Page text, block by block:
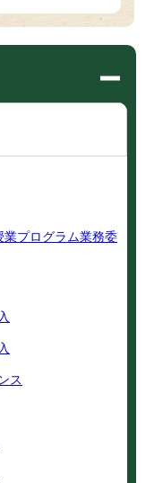
業プログラム業務委
ス